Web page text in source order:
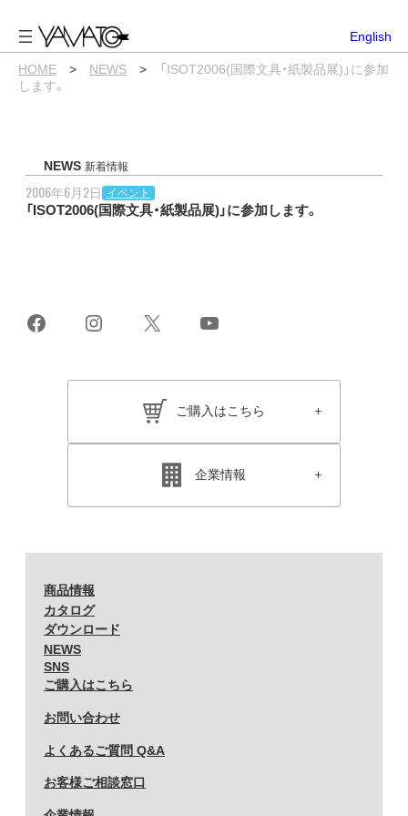
容
を
ス
キ
ッ
English
HOME > NEWS >
「ISOT2006(国際文具・紙製品展)」に参加
します。
NEWS 新着情報
2006年6月2日 イベント
「ISOT2006(国際文具・紙製品展)」に参加します。
FacebookInstagram
X YouTube
ご購入はこちら
企業情報
商品情報
カタログ
ダウンロード
NEWS
SNS
ご購入はこちら
お問い合わせ
よくあるご質問 Q&A
お客様ご相談窓口